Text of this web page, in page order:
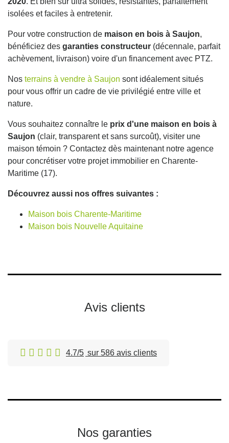
isolées et faciles à entretenir.
Pour votre construction de maison en bois à Saujon,
bénéficiez des garanties constructeur (décennale, parfait
achèvement, livraison) voire d'un financement avec PTZ.
Nos terrains à vendre à Saujon sont idéalement situés
pour vous offrir un cadre de vie privilégié entre ville et
nature.
Vous souhaitez connaître le prix d'une maison en bois à
Saujon (clair, transparent et sans surcoût), visiter une
maison témoin ? Contactez dès maintenant notre agence
pour concrétiser votre projet immobilier en Charente-
Maritime (17).
Découvrez aussi nos offres suivantes :
Maison bois Charente-Maritime
Maison bois Nouvelle Aquitaine
Avis clients
4.7/5 sur 586 avis clients
Nos garanties